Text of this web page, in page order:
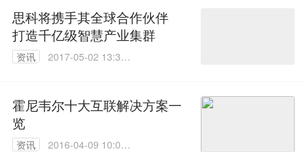
思科将携手其全球合作伙伴
打造千亿级智慧产业集群
资讯
2017-05-02 13:32:
霍尼韦尔十大互联解决方案一
览
资讯
2016-04-09 10:05: